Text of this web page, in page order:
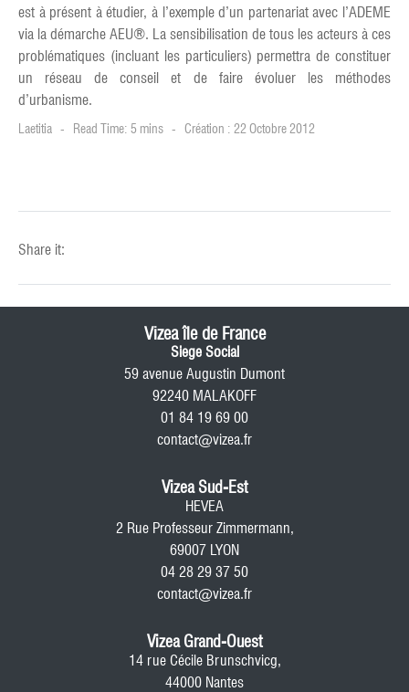
est à présent à étudier, à l’exemple d’un partenariat avec l’ADEME
via la démarche AEU®. La sensibilisation de tous les acteurs à ces
problématiques (incluant les particuliers) permettra de constituer
un réseau de conseil et de faire évoluer les méthodes
d’urbanisme.
Laetitia Read Time: 5 mins Création : 22 Octobre 2012
Share it:
Vizea île de France
Siege Social
59 avenue Augustin Dumont
92240 MALAKOFF
01 84 19 69 00
contact@vizea.fr
Vizea Sud-Est
HEVEA
2 Rue Professeur Zimmermann,
69007 LYON
04 28 29 37 50
contact@vizea.fr
Vizea Grand-Ouest
14 rue Cécile Brunschvicg,
44000 Nantes